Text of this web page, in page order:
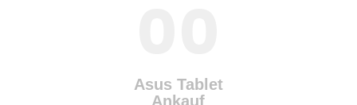
Asus Tablet
Ankauf